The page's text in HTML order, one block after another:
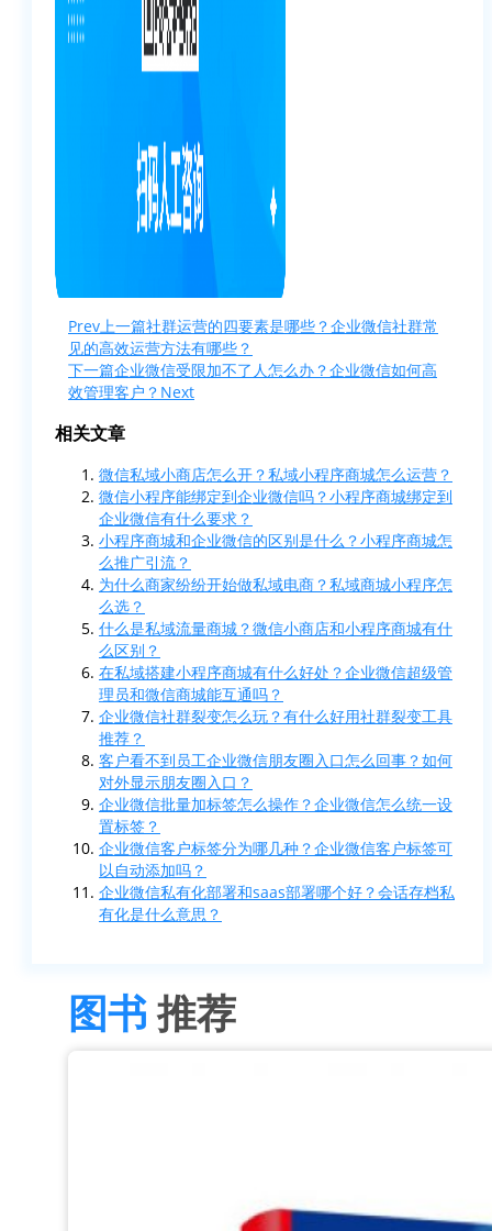
Prev上一篇社群运营的四要素是哪些？企业微信社群常
见的高效运营方法有哪些？
下一篇企业微信受限加不了人怎么办？企业微信如何高
效管理客户？ Next
相关文章
微信私域小商店怎么开？私域小程序商城怎么运营？
微信小程序能绑定到企业微信吗？小程序商城绑定到
企业微信有什么要求？
小程序商城和企业微信的区别是什么？小程序商城怎
么推广引流？
为什么商家纷纷开始做私域电商？私域商城小程序怎
么选？
什么是私域流量商城？微信小商店和小程序商城有什
么区别？
在私域搭建小程序商城有什么好处？企业微信超级管
理员和微信商城能互通吗？
企业微信社群裂变怎么玩？有什么好用社群裂变工具
推荐？
客户看不到员工企业微信朋友圈入口怎么回事？如何
对外显示朋友圈入口？
企业微信批量加标签怎么操作？企业微信怎么统一设
置标签？
企业微信客户标签分为哪几种？企业微信客户标签可
以自动添加吗？
企业微信私有化部署和saas部署哪个好？会话存档私
有化是什么意思？
图书推荐